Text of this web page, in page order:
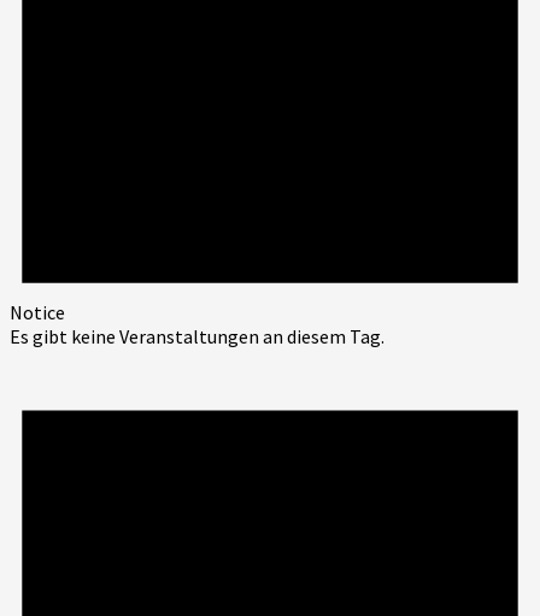
Notice
Es gibt keine Veranstaltungen an diesem Tag.